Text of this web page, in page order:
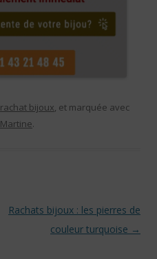
rachat bijoux, et marquée avec
Martine.
Rachats bijoux : les pierres de
couleur turquoise →